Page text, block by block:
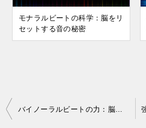
モナラルビートの科学：脳をリ
セットする音の秘密
投